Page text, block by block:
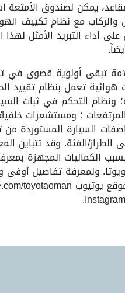
والركاب مع نظام تكييف
أداء التبريد الأمثل
تبقى أولوية قصوى
الحماية للركاب، بما في ذلك 6
ونظام التحكم في ثبات
؛ ومستشعرات خلفية
السيارة
الفئة. وقد تتباين
الكماليات المجهزة
ولمعرفة تفاصيل أوفى